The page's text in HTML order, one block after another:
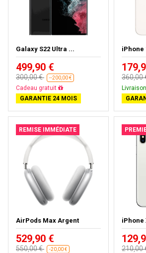
Galaxy S22 Ultra ...
499,90 €
300,00 € --200,00 €
Presque épuisé
GARANTIE 24 MOIS
iPhone
360,00
REMISE IMMÉDIATE
AirPods Max Argent
529,90 €
550,00 € -20,00 €
iPhone
210,00